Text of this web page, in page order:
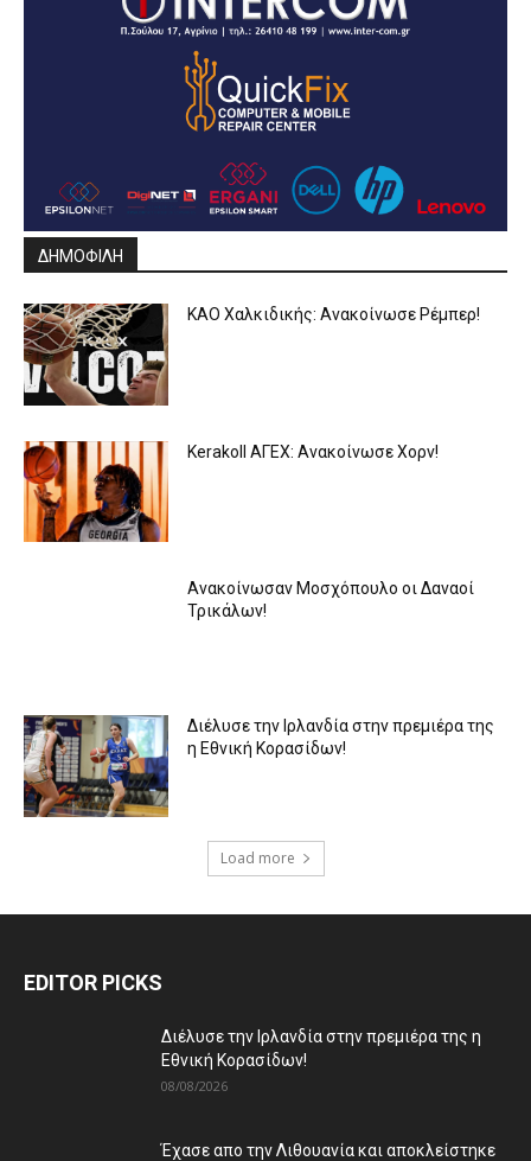
ΔΗΜΟΦΙΛΗ
ΚΑΟ Χαλκιδικής: Ανακοίνωσε Ρέμπερ!
Kerakoll ΑΓΕΧ: Ανακοίνωσε Χορν!
Ανακοίνωσαν Μοσχόπουλο οι Δαναοί
Τρικάλων!
Διέλυσε την Ιρλανδία στην πρεμιέρα της
η Εθνική Κορασίδων!
Load more
EDITOR PICKS
Διέλυσε την Ιρλανδία στην πρεμιέρα της η
Εθνική Κορασίδων!
08/08/2026
Έχασε απο την Λιθουανία και αποκλείστηκε